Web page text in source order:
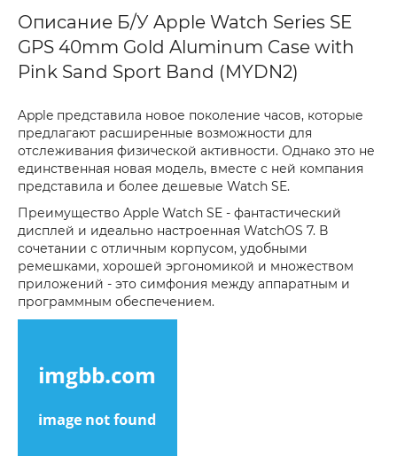
Описание Б/У Apple Watch Series SE
GPS 40mm Gold Aluminum Case with
Pink Sand Sport Band (MYDN2)
Apple представила новое поколение часов, которые
предлагают расширенные возможности для
отслеживания физической активности. Однако это не
единственная новая модель, вместе с ней компания
представила и более дешевые Watch SE.
Преимущество Apple Watch SE - фантастический
дисплей и идеально настроенная WatchOS 7. В
сочетании с отличным корпусом, удобными
ремешками, хорошей эргономикой и множеством
приложений - это симфония между аппаратным и
программным обеспечением.